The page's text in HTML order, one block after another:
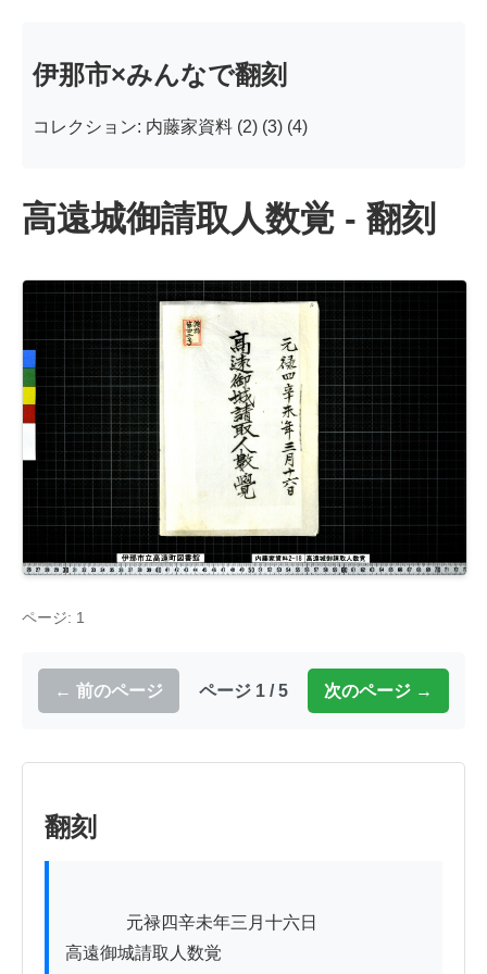
伊那市×みんなで翻刻
コレクション: 内藤家資料 (2) (3) (4)
高遠城御請取人数覚 - 翻刻
ページ: 1
← 前のページ ページ 1 / 5 次のページ →
翻刻
高遠御城請取人数覚